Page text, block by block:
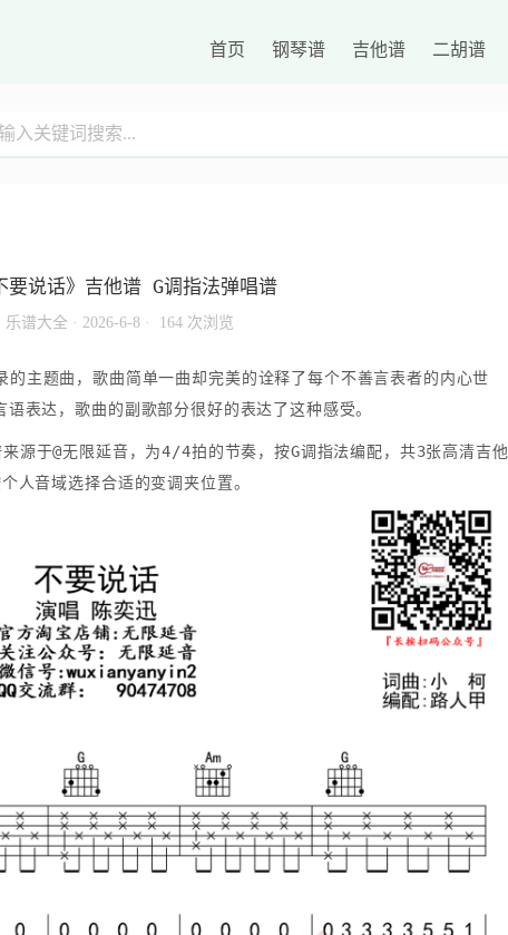
首页 钢琴谱 吉他谱 二胡谱
要说话》吉他谱 G调指法弹唱谱
乐谱大全· 2026-6-8 · 164 次浏览
主题曲，歌曲简单一曲却完美的诠释了每个不善言表者的内心世
表达，歌曲的副歌部分很好的表达了这种感受。
源于@无限延音，为4/4拍的节奏，按G调指法编配，共3张高清吉他
人音域选择合适的变调夹位置。